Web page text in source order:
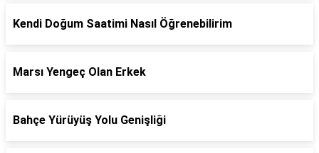
Kendi Doğum Saatimi Nasıl Öğrenebilirim
Marsı Yengeç Olan Erkek
Bahçe Yürüyüş Yolu Genişliği